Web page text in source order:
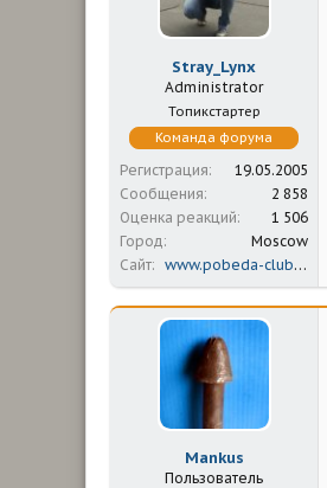
а
л
Stray_Lynx
Administrator
Топикстартер
Команда форума
Регистрация
19.05.2005
Сообщения
2 858
Оценка реакций
1 506
Город
Moscow
Сайт
www.pobeda-club.ru
Mankus
Пользователь